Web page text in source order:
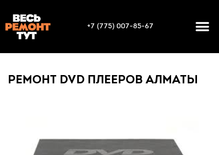
+7 (775) 007-85-67
РЕМОНТ DVD ПЛЕЕРОВ АЛМАТЫ